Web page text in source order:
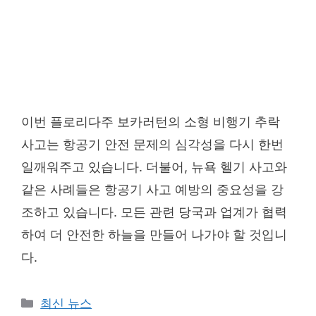
이번 플로리다주 보카러턴의 소형 비행기 추락
사고는 항공기 안전 문제의 심각성을 다시 한번
일깨워주고 있습니다. 더불어, 뉴욕 헬기 사고와
같은 사례들은 항공기 사고 예방의 중요성을 강
조하고 있습니다. 모든 관련 당국과 업계가 협력
하여 더 안전한 하늘을 만들어 나가야 할 것입니
다.
Categories
최신 뉴스